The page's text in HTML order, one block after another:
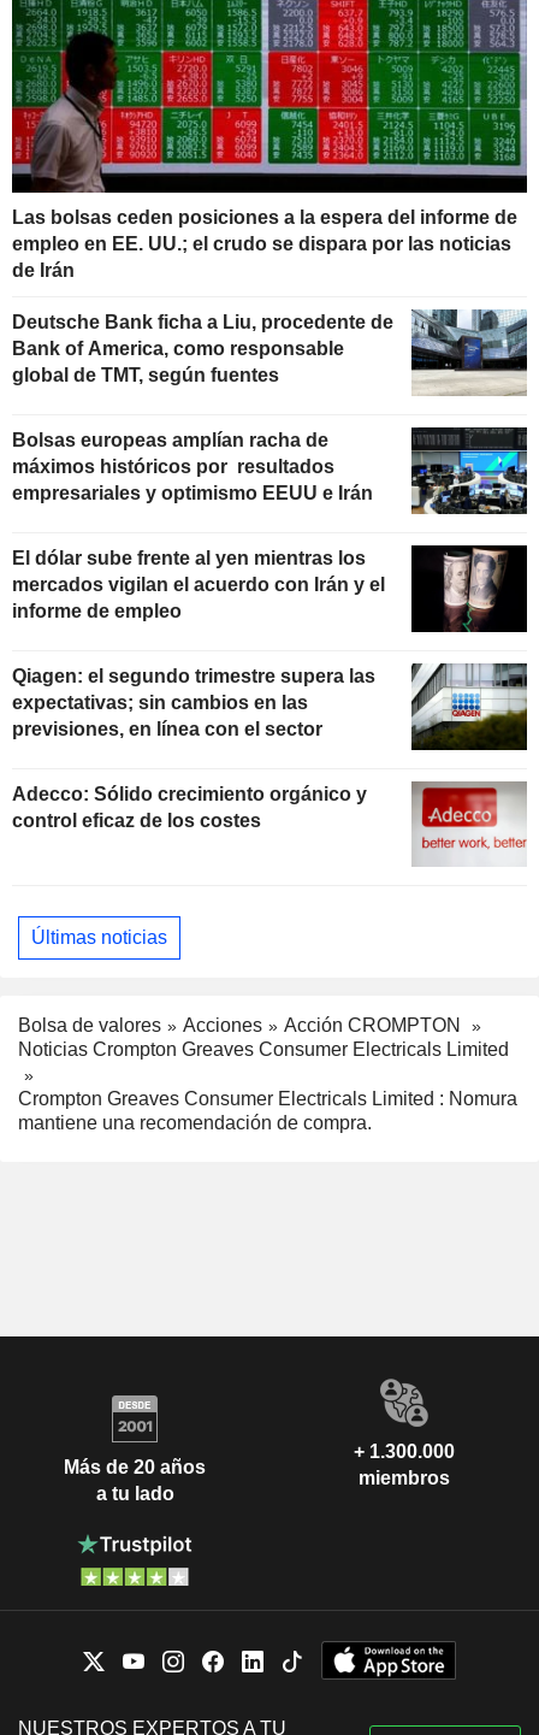
Las bolsas ceden posiciones a la espera del informe de
empleo en EE. UU.; el crudo se dispara por las noticias
de Irán
Deutsche Bank ficha a Liu, procedente de
Bank of America, como responsable
global de TMT, según fuentes
Bolsas europeas amplían racha de
máximos históricos por resultados
empresariales y optimismo EEUU e Irán
El dólar sube frente al yen mientras los
mercados vigilan el acuerdo con Irán y el
informe de empleo
Qiagen: el segundo trimestre supera las
expectativas; sin cambios en las
previsiones, en línea con el sector
Adecco: Sólido crecimiento orgánico y
control eficaz de los costes
Últimas noticias
Bolsa de valores Acciones
Acción CROMPTON
Noticias Crompton Greaves Consumer Electricals Limited
Crompton Greaves Consumer Electricals Limited : Nomura
mantiene una recomendación de compra.
Más de 20 años
a tu lado
+ 1.300.000
miembros
NUESTROS EXPERTOS A TU